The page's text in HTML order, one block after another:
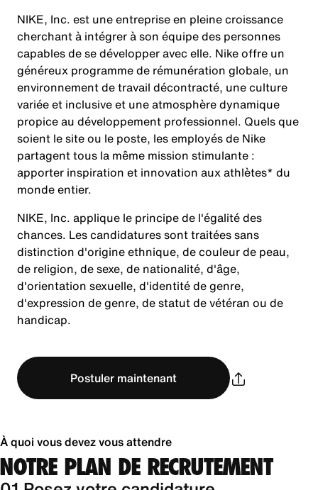
NIKE, Inc. est une entreprise en pleine croissance
cherchant à intégrer à son équipe des personnes
capables de se développer avec elle. Nike offre un
généreux programme de rémunération globale, un
environnement de travail décontracté, une culture
variée et inclusive et une atmosphère dynamique
propice au développement professionnel. Quels que
soient le site ou le poste, les employés de Nike
partagent tous la même mission stimulante :
apporter inspiration et innovation aux athlètes* du
monde entier.
NIKE, Inc. applique le principe de l'égalité des
chances. Les candidatures sont traitées sans
distinction d'origine ethnique, de couleur de peau,
de religion, de sexe, de nationalité, d'âge,
d'orientation sexuelle, d'identité de genre,
d'expression de genre, de statut de vétéran ou de
handicap.
Postuler maintenant
À quoi vous devez vous attendre
NOTRE PLAN DE RECRUTEMENT